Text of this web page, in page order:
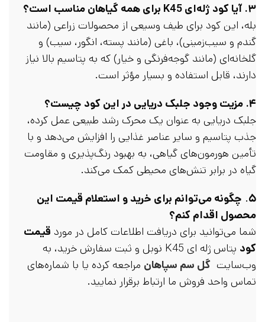
۳. آیا کود ژله‌ای K45 برای همه گیاهان مناسب است؟
بله، این کود برای طیف وسیعی از محصولات زراعی (مانند
گندم و سیب‌زمینی)، باغی (مانند پسته، انگور، سیب) و
گلخانه‌ای (مانند گوجه‌فرنگی و خیار) که به پتاسیم بالا نیاز
دارند، قابل استفاده و بسیار مؤثر است.
۴. مزیت وجود جلبک دریایی در این کود چیست؟
جلبک دریایی به عنوان یک محرک رشد طبیعی عمل کرده،
جذب پتاسیم و سایر عناصر غذایی را افزایش می‌دهد و با
تأمین هورمون‌های گیاهی، به بهبود رنگ‌پذیری و مقاومت
گیاه در برابر تنش‌های محیطی کمک می‌کند.
۵. چگونه می‌توانم برای خرید و استعلام قیمت این
محصول اقدام کنم؟
شما می‌توانید برای دریافت اطلاعات کامل در مورد قیمت
کود
پتاس ژله ای K45 نوبل و ثبت سفارش خرید، به
وب‌سایت گل سم سپاهان مراجعه کرده یا با شماره‌های
تماس واحد فروش ما ارتباط برقرار نمایید.